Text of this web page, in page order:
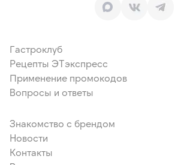
Гастроклуб
Рецепты ЭТэкспресс
Применение промокодов
Вопросы и ответы
Знакомство с брендом
Новости
Контакты